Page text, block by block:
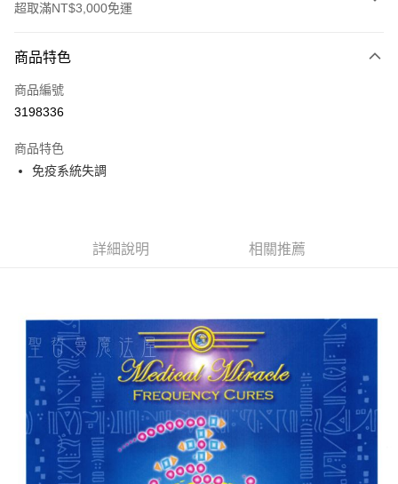
超取滿NT$3,000免運
信用卡一次付款
超商取貨付款
Apple Pay
全家取貨付款
每筆NT$80，滿NT$3,000(含以上)免運費
7-11取貨付款
每筆NT$80，滿NT$3,000(含以上)免運費
賣家宅配幫您送（台灣）
每筆NT$80，滿NT$3,000(含以上)免運費
商品特色
商品編號
3198336
商品特色
免疫系統失調
詳細說明 相關推薦